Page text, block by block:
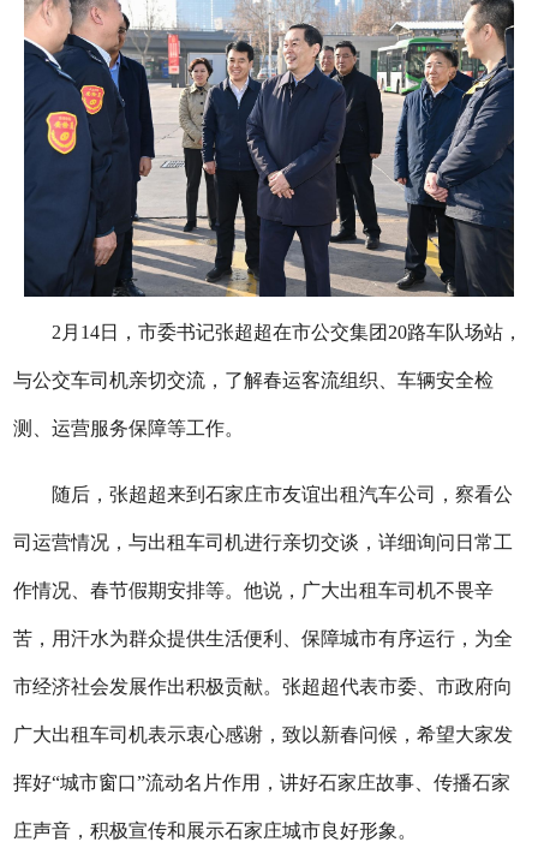
2月14日，市委书记张超超在市公交集团20路车队场站，
与公交车司机亲切交流，了解春运客流组织、车辆安全检
测、运营服务保障等工作。
随后，张超超来到石家庄市友谊出租汽车公司，察看公
司运营情况，与出租车司机进行亲切交谈，详细询问日常工
作情况、春节假期安排等。他说，广大出租车司机不畏辛
苦，用汗水为群众提供生活便利、保障城市有序运行，为全
市经济社会发展作出积极贡献。张超超代表市委、市政府向
广大出租车司机表示衷心感谢，致以新春问候，希望大家发
挥好“城市窗口”流动名片作用，讲好石家庄故事、传播石家
庄声音，积极宣传和展示石家庄城市良好形象。